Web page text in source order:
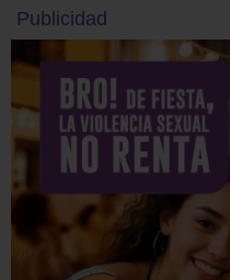
Publicidad